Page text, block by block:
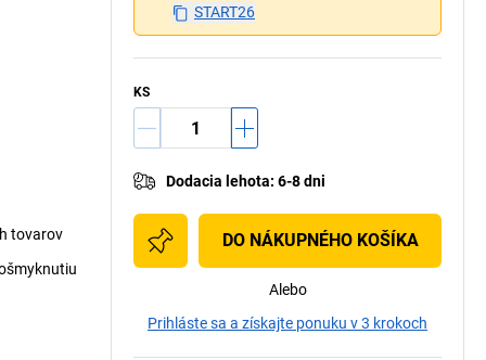
tovarov
START26
KS
Dodacia lehota: 6-8 dni
DO NÁKUPNÉHO KOŠÍKA
Alebo
Prihláste sa a získajte ponuku v 3 krokoch